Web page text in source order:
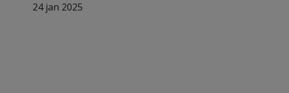
24 jan 2025